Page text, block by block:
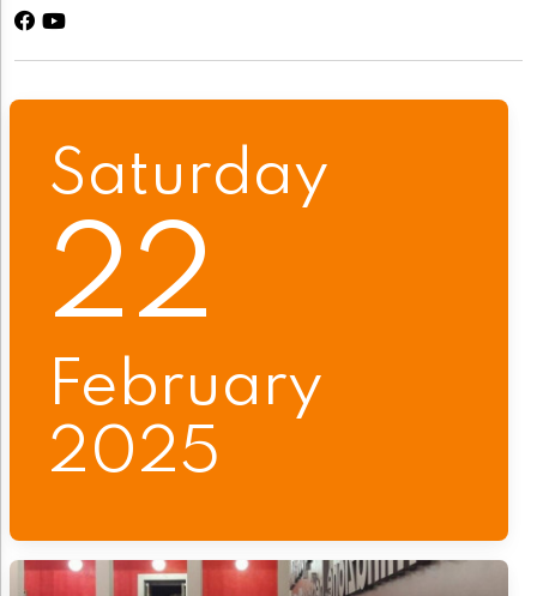
Saturday
22
February
2025